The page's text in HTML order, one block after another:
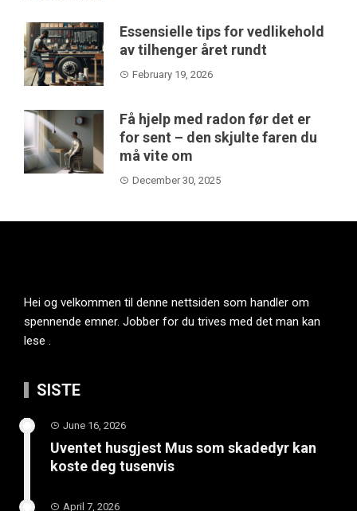
Essensielle tips for vedlikehold
av tilhenger året rundt
February 19, 2026
Få hjelp med radon før det er
for sent – den skjulte faren du
må vite om
December 30, 2025
Hei og velkommen til denne nettsiden som handler om
spennende emner. Jobber for du trives med det man kan
lese .
SISTE
June 16, 2026
Uventet husgjest Mus som skadedyr kan
koste deg tusenvis
April 7, 2026